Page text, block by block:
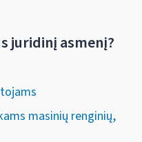
juridinį asmenį?
masinių renginių,